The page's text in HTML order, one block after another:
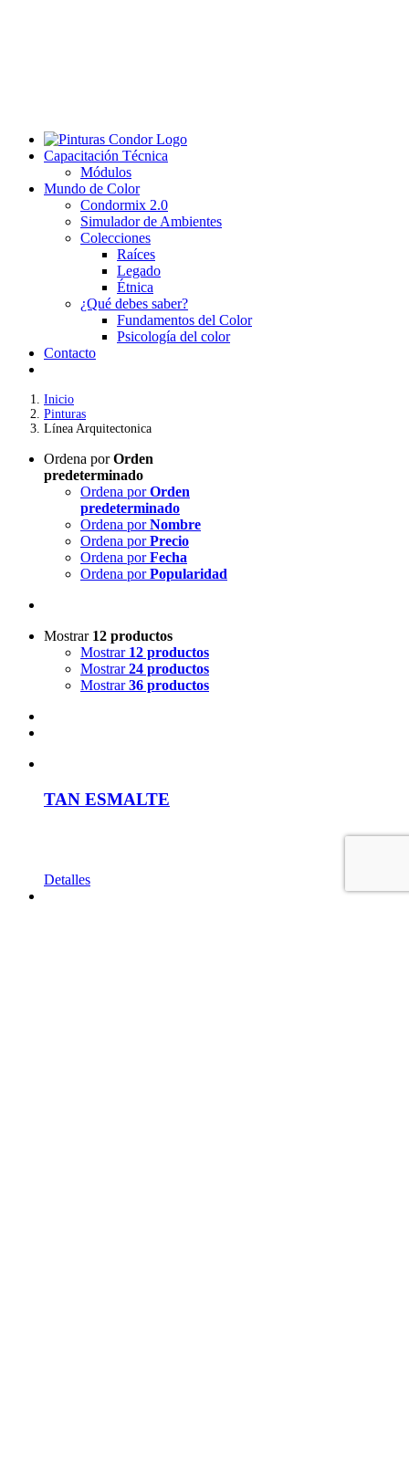
Capacitación Técnica
Módulos
Mundo de Color
Condormix 2.0
Simulador de Ambientes
Colecciones
Raíces
Legado
Étnica
¿Qué debes saber?
Fundamentos del Color
Psicología del color
Contacto
Inicio
Pinturas
Línea Arquitectonica
Ordena porOrden
predeterminado
Ordena porOrden
predeterminado
Ordena porNombre
Ordena porPrecio
Ordena porFecha
Ordena porPopularidad
Mostrar 12 productos
Mostrar 12 productos
Mostrar24 productos
Mostrar36 productos
TAN ESMALTE
Detalles